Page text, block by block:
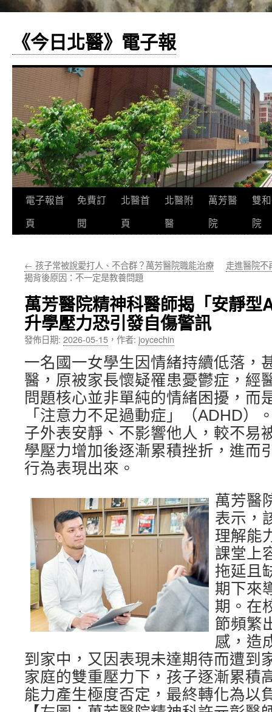
《今日北醫》電子報
跳
至
要
容
電子報首
頁
免費訂
閱
北醫首
頁
北醫附
醫
萬芳醫
院
雙
院
← 孩子常被說愛打人、不合群？萬芳醫院職能治療
揭背後原因：不一定是教養問題
走進醫院不
萬芳醫院精神科醫師揭「安靜型
升學壓力恐引發自傷警訊
發佈日期: 2026-05-15 ， 作者: joycechin
一名國一女學生因情緒持續低落，
醫，原被家長懷疑罹患憂鬱症，經
問題核心並非單純的情緒困擾，而
「注意力不足過動症」（ADHD）
子外表安靜、不影響他人，較不易
學壓力增加後逐漸累積挫折，進而
行為表現出來。
萬芳醫
表示，
理解能
課堂上
拖延且
期下來
期。在
節頻繁
感，造
到家中，又因表現未達期待而遭到
家庭的雙重壓力下，孩子逐漸累積
能力產生極度否定，最終轉化為以